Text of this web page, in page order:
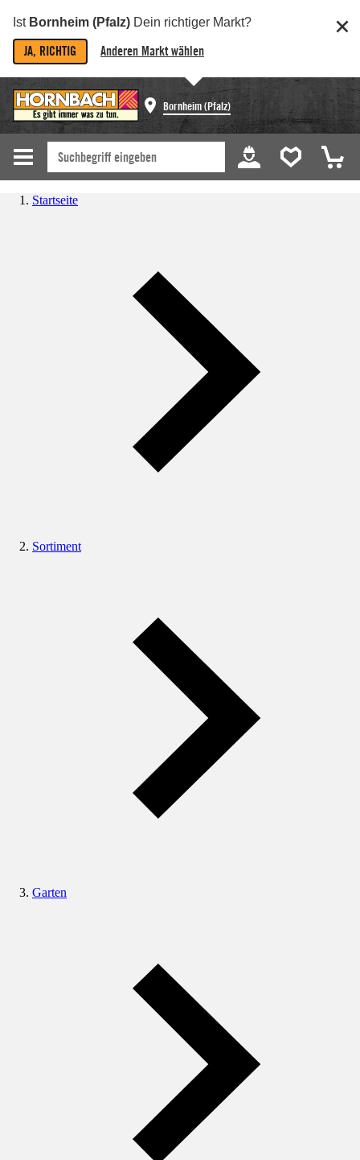
Ist Bornheim (Pfalz) Dein richtiger Markt?
JA, RICHTIG Anderen Markt wählen
Bornheim (Pfalz)
Startseite
Sortiment
Garten